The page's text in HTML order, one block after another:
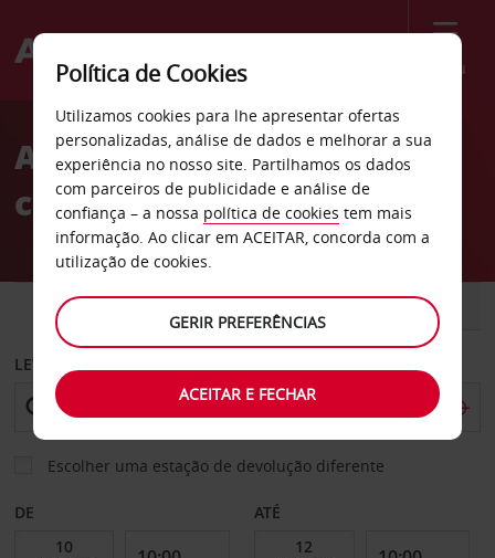
Menu
Welcome
AvisAluguer de
carros Bremerhaven
CARRO COMERCIAIS
LEVANTAR EM
Escolher uma estação de devolução diferente
DE ATÉ
Política de Cookies
Utilizamos cookies para lhe apresentar ofertas
personalizadas, análise de dados e melhorar a sua
experiência no nosso site. Partilhamos os dados
com parceiros de publicidade e análise de
confiança – a nossa política de cookies tem mais
informação. Ao clicar em ACEITAR, concorda com a
utilização de cookies.
GERIR PREFERÊNCIAS
ACEITAR E FECHAR